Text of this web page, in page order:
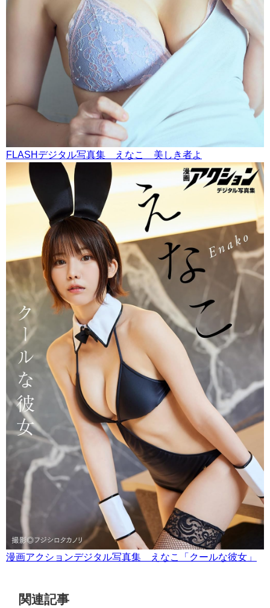
FLASHデジタル写真集 えなこ 美しき者よ
漫画アクションデジタル写真集 えなこ「クールな彼女」
関連記事